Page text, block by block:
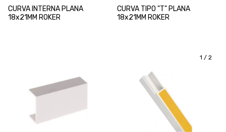
CURVA INTERNA PLANA
18x21MM ROKER
CURVA TIPO "T" PLANA
18x21MM ROKER
1 / 2